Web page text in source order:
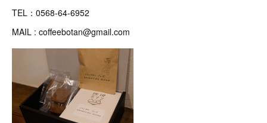
TEL：0568-64-6952
MAIL : coffeebotan@gmail.com